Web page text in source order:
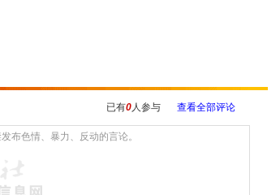
已有0人参与 查看全部评论